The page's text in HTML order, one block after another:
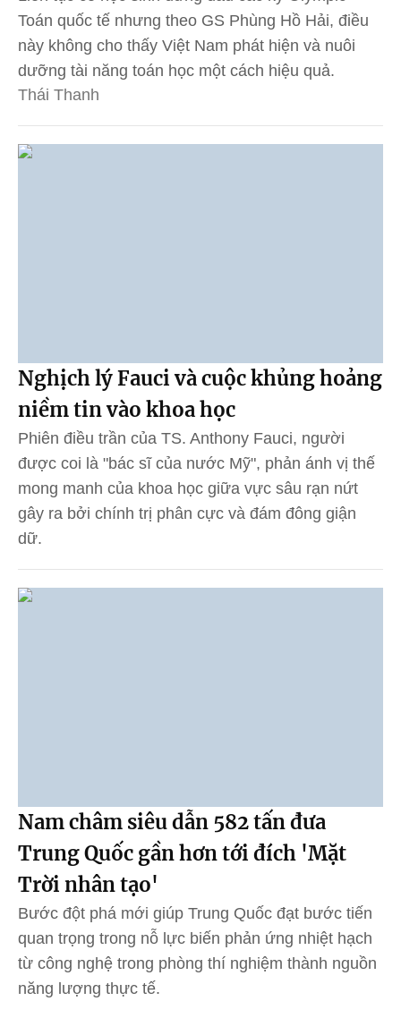
Toán quốc tế nhưng theo GS Phùng Hồ Hải, điều
này không cho thấy Việt Nam phát hiện và nuôi
dưỡng tài năng toán học một cách hiệu quả.
Thái Thanh
Nghịch lý Fauci và cuộc khủng hoảng
niềm tin vào khoa học
Phiên điều trần của TS. Anthony Fauci, người
được coi là "bác sĩ của nước Mỹ", phản ánh vị thế
mong manh của khoa học giữa vực sâu rạn nứt
gây ra bởi chính trị phân cực và đám đông giận
dữ.
Nam châm siêu dẫn 582 tấn đưa
Trung Quốc gần hơn tới đích 'Mặt
Trời nhân tạo'
Bước đột phá mới giúp Trung Quốc đạt bước tiến
quan trọng trong nỗ lực biến phản ứng nhiệt hạch
từ công nghệ trong phòng thí nghiệm thành nguồn
năng lượng thực tế.